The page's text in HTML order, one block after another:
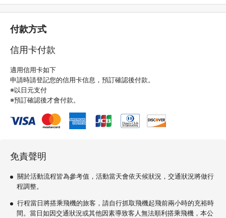
付款方式
信用卡付款
適用信用卡如下
申請時請登記您的信用卡信息，預訂確認後付款。
※以日元支付
※預訂確認後才會付款。
免責聲明
關於活動流程皆為參考值，活動當天會依天候狀況，交通狀況將做行
程調整。
行程當日將搭乘飛機的旅客，請自行抓取飛機起飛前兩小時的充裕時
間。當日如因交通狀況或其他因素導致客人無法順利搭乘飛機，本公